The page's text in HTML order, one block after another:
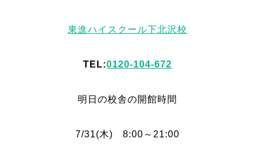
東進ハイスクール下北沢校
TEL:0120-104-672
明日の校舎の開館時間
7/31(木) 8:00～21:00